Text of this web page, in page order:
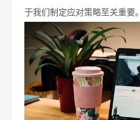
于我们制定应对策略至关重要。